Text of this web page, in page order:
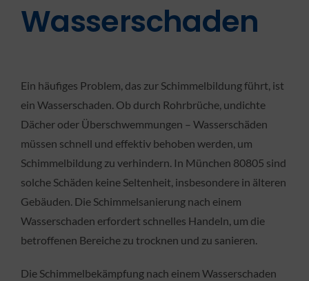
Wasserschaden
Ein häufiges Problem, das zur Schimmelbildung führt, ist
ein Wasserschaden. Ob durch Rohrbrüche, undichte
Dächer oder Überschwemmungen – Wasserschäden
müssen schnell und effektiv behoben werden, um
Schimmelbildung zu verhindern. In München 80805 sind
solche Schäden keine Seltenheit, insbesondere in älteren
Gebäuden. Die Schimmelsanierung nach einem
Wasserschaden erfordert schnelles Handeln, um die
betroffenen Bereiche zu trocknen und zu sanieren.
Die Schimmelbekämpfung nach einem Wasserschaden